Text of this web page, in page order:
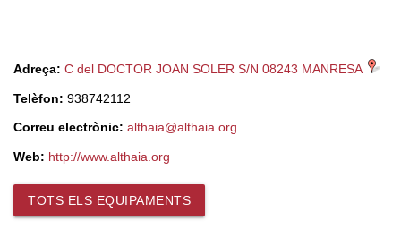
Adreça: C del DOCTOR JOAN SOLER S/N 08243 MANRESA
Telèfon: 938742112
Correu electrònic: althaia@althaia.org
Web: http://www.althaia.org
TOTS ELS EQUIPAMENTS